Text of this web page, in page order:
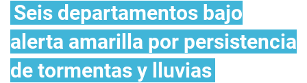
Seis departamentos bajo
alerta amarilla por persistencia
de tormentas y lluvias